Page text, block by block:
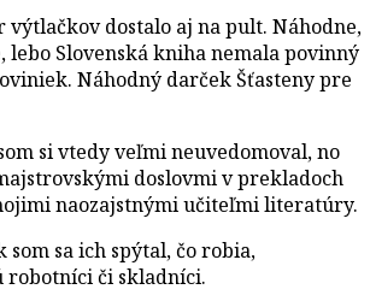
výtlačkov dostalo aj na pult. Náhodne,
lebo Slovenská kniha nemala povinný
Náhodný darček Šťasteny pre
si vtedy veľmi neuvedomoval, no
doslovmi v prekladoch
naozajstnými učiteľmi literatúry.
som sa ich spýtal, čo robia,
robotníci či skladníci.